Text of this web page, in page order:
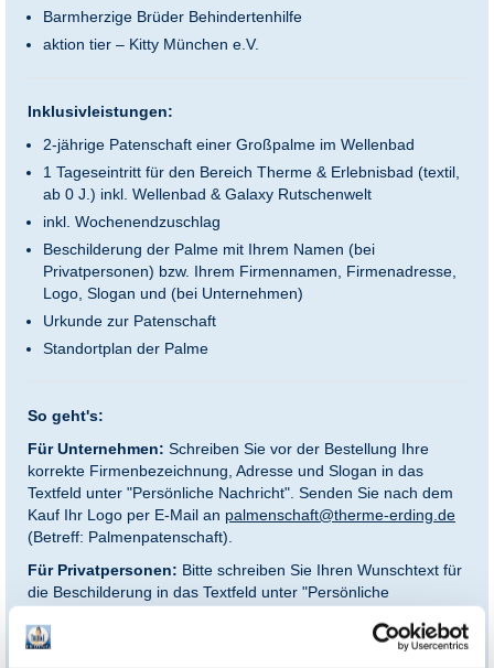
Barmherzige Brüder Behindertenhilfe
aktion tier – Kitty München e.V.
Inklusivleistungen:
2-jährige Patenschaft einer Großpalme im Wellenbad
1 Tageseintritt für den Bereich Therme & Erlebnisbad (textil,
ab 0 J.) inkl. Wellenbad & Galaxy Rutschenwelt
inkl. Wochenendzuschlag
Beschilderung der Palme mit Ihrem Namen (bei
Privatpersonen) bzw. Ihrem Firmennamen, Firmenadresse,
Logo, Slogan und (bei Unternehmen)
Urkunde zur Patenschaft
Standortplan der Palme
So geht's:
Für Unternehmen: Schreiben Sie vor der Bestellung Ihre
korrekte Firmenbezeichnung, Adresse und Slogan in das
Textfeld unter "Persönliche Nachricht". Senden Sie nach dem
Kauf Ihr Logo per E-Mail an palmenschaft@therme-erding.de
(Betreff: Palmenpatenschaft).
Für Privatpersonen: Bitte schreiben Sie Ihren Wunschtext für
die Beschilderung in das Textfeld unter "Persönliche
Die Beschilderung der Palme übernimmt die Therme Erding.